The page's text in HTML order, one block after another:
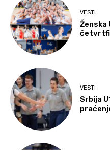
VESTI
Ženska
VESTI
Srbija